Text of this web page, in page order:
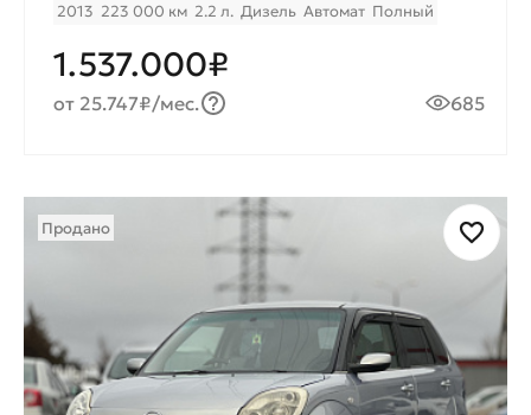
2013 223 000 км 2.2 л. Дизель Автомат Полный
1.537.000₽
от 25.747₽/мес. 685
Продано